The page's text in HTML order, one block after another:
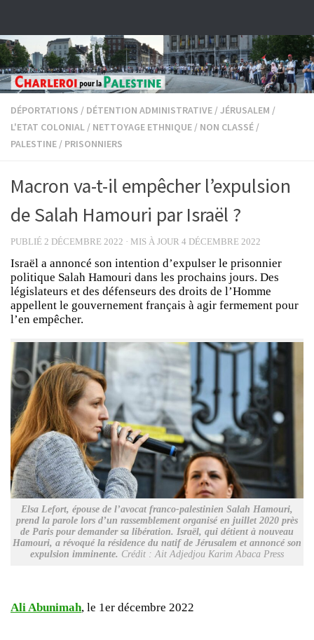
DÉPORTATIONS / DÉTENTION ADMINISTRATIVE /JÉRUSALEM /
L'ETAT COLONIAL / NETTOYAGE ETHNIQUE / NON CLASSÉ /
PALESTINE / PRISONNIERS
Macron va-t-il empêcher l’expulsion
de Salah Hamouri par Israël ?
PUBLIÉ 2 DÉCEMBRE 2022 · MIS À JOUR 4 DÉCEMBRE 2022
Israël a annoncé son intention d’expulser le prisonnier
politique Salah Hamouri dans les prochains jours. Des
législateurs et des défenseurs des droits de l’Homme
appellent le gouvernement français à agir fermement pour
l’en empêcher.
Elsa Lefort, épouse de l’avocat franco-palestinien Salah Hamouri,
prend la parole lors d’un rassemblement organisé en juillet 2020 près
de Paris pour demander sa libération. Israël, qui détient à nouveau
Hamouri, a révoqué la résidence du natif de Jérusalem et annoncé son
expulsion imminente. Crédit : Ait Adjedjou Karim Abaca Press
Ali Abunimah, le 1er décembre 2022